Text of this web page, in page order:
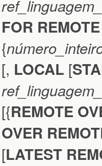
FOR REMOTE
{
[, LOCAL [
[{REMOTE
OVER
[LATEST